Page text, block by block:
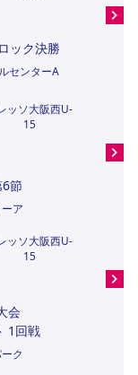
ック決勝
センターA
ッソ大阪西U-
15
節
ア
ッソ大阪西U-
15
会
1回戦
ク